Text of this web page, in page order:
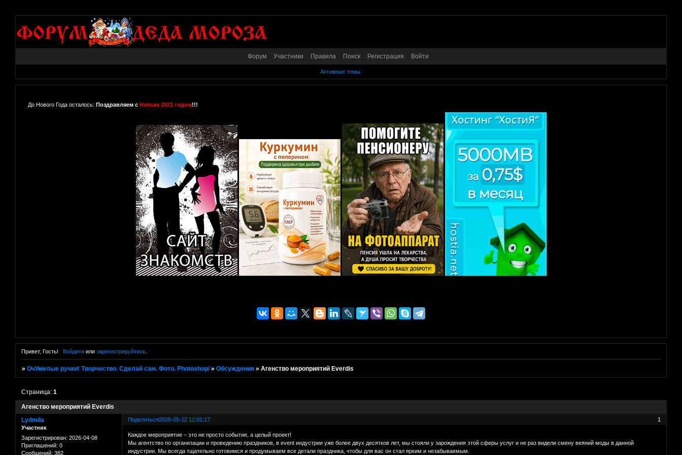
Форум Участники Правила Поиск Регистрация Войти
Активные темы
До Нового Года осталось: Поздравляем с Новым 2021 годом!!!
Привет, Гость! Войдитеили зарегистрируйтесь.
»ОчУмелые ручки! Творчество. Сделай сам. Фото. Photoshop/ »Обсуждения »Агенство мероприятий Everdis
Агенство мероприятий Everdis
Страница:1
Поделиться 1
2026-05-12 12:01:17
Lydmila
Участник
Зарегистрирован: 2026-04-08
Приглашений: 0
Сообщений: 382
Каждое мероприятие – это не просто событие, а целый проект!
Мы агентство по организации и проведению праздников, в event индустрии уже более двух десятков лет, мы стояли у зарождения этой сферы услуг и не раз видели смену веяний моды в данной
индустрии. Мы всегда тщательно готовимся и продумываем все детали праздника, чтобы для вас он стал ярким и незабываемым.